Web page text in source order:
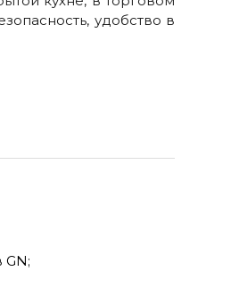
удобство в